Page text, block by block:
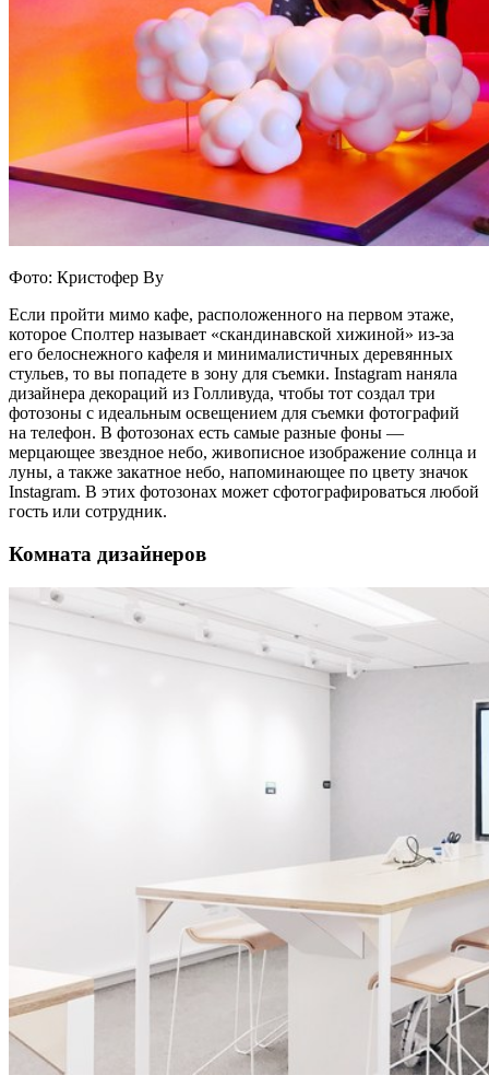
Фото: Кристофер Ву
Если пройти мимо кафе, расположенного на первом этаже,
которое Сполтер называет «скандинавской хижиной» из-за
его белоснежного кафеля и минималистичных деревянных
стульев, то вы попадете в зону для съемки. Instagram наняла
дизайнера декораций из Голливуда, чтобы тот создал три
фотозоны с идеальным освещением для съемки фотографий
на телефон. В фотозонах есть самые разные фоны —
мерцающее звездное небо, живописное изображение солнца и
луны, а также закатное небо, напоминающее по цвету значок
Instagram. В этих фотозонах может сфотографироваться любой
гость или сотрудник.
Комната дизайнеров